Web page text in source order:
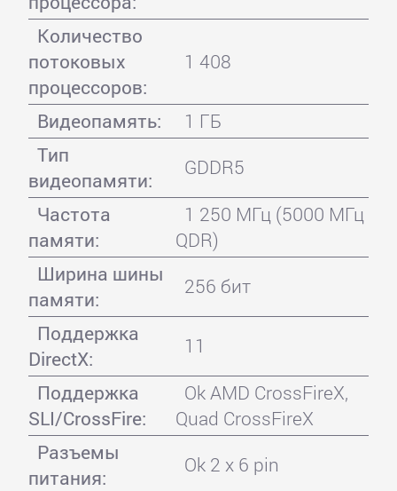
Количество
потоковых
процессоров:
1 408
Видеопамять:
1 ГБ
Тип
видеопамяти:
GDDR5
Частота
памяти:
1 250 МГц (5000 МГц
QDR)
Ширина шины
памяти:
256 бит
Поддержка
DirectX:
11
Поддержка
SLI/CrossFire:
Ok AMD CrossFireX,
Quad CrossFireX
Разъемы
питания:
Ok 2 x 6 pin